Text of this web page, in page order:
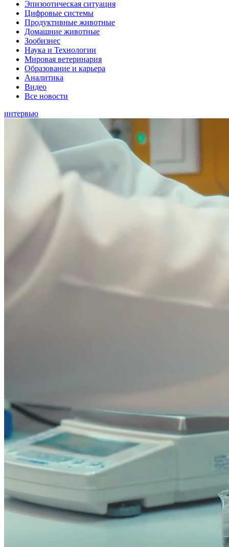
Эпизоотическая ситуация
Цифровые системы
Продуктивные животные
Домашние животные
Зообизнес
Наука и Технологии
Мировая ветеринария
Образование и карьера
Аналитика
Видео
Все новости
интервью